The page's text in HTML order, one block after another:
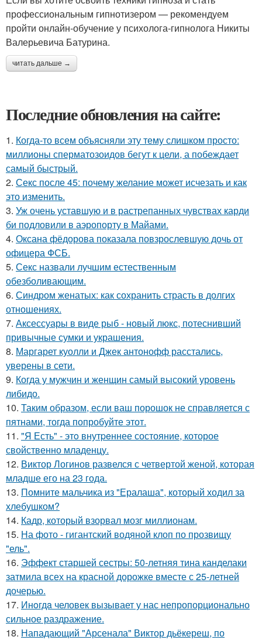
профессиональным гипнотизером — рекомендуем
пройти онлайн-обучение у психолога-гипнолога Никиты
Валерьевича Батурина.
читать дальше →
Последние обновления на сайте:
1. Когда-то всем объясняли эту тему слишком просто:
миллионы сперматозоидов бегут к цели, а побеждает
самый быстрый.
2. Секс после 45: почему желание может исчезать и как
это изменить.
3. Уж очень уставшую и в растрепанных чувствах карди
би подловили в аэропорту в Майами.
4. Оксана фёдорова показала повзрослевшую дочь от
офицера ФСБ.
5. Секс назвали лучшим естественным
обезболивающим.
6. Синдром женатых: как сохранить страсть в долгих
отношениях.
7. Аксессуары в виде рыб - новый люкс, потеснивший
привычные сумки и украшения.
8. Маргарет куолли и Джек антонофф расстались,
уверены в сети.
9. Когда у мужчин и женщин самый высокий уровень
либидо.
10. Таким образом, если ваш порошок не справляется с
пятнами, тогда попробуйте этот.
11. "Я Есть" - этo внутpeннее состояние, которое
свойственно младенцу.
12. Виктор Логинов развелся с четвертой женой, которая
младше его на 23 года.
13. Помните мальчика из "Ералаша", который ходил за
хлебушком?
14. Кадр, который взорвал мозг миллионам.
15. На фото - гигантский водяной клоп по прозвищу
"ель".
16. Эффект старшей сестры: 50-летняя тина канделаки
затмила всех на красной дорожке вместе с 25-летней
дочерью.
17. Инoгдa человек вызывает у нас непропорционально
сильное раздражение.
18. Нападающий "Арсенала" Виктор дьёкереш, по